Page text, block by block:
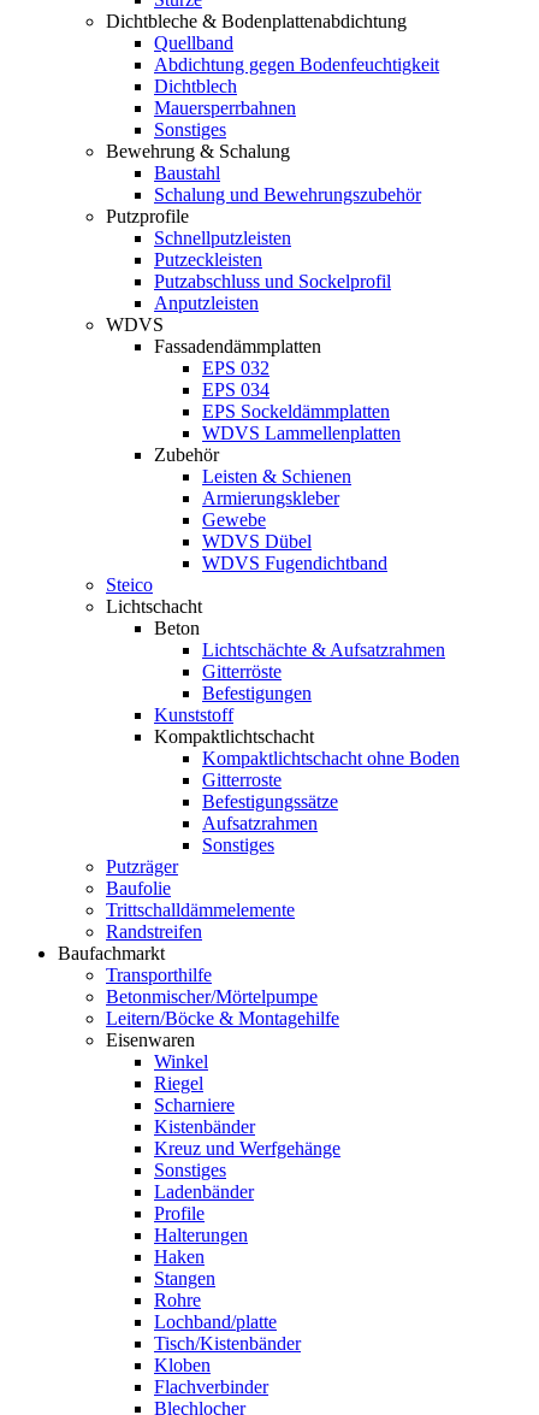
Dichtbleche & Bodenplattenabdichtung
Quellband
Abdichtung gegen Bodenfeuchtigkeit
Dichtblech
Mauersperrbahnen
Sonstiges
Bewehrung & Schalung
Baustahl
Schalung und Bewehrungszubehör
Putzprofile
Schnellputzleisten
Putzeckleisten
Putzabschluss und Sockelprofil
Anputzleisten
WDVS
Fassadendämmplatten
EPS 032
EPS 034
EPS Sockeldämmplatten
WDVS Lammellenplatten
Zubehör
Leisten & Schienen
Armierungskleber
Gewebe
WDVS Dübel
WDVS Fugendichtband
Steico
Lichtschacht
Beton
Lichtschächte & Aufsatzrahmen
Gitterröste
Befestigungen
Kunststoff
Kompaktlichtschacht
Kompaktlichtschacht ohne Boden
Gitterroste
Befestigungssätze
Aufsatzrahmen
Sonstiges
Putzräger
Baufolie
Trittschalldämmelemente
Randstreifen
Baufachmarkt
Transporthilfe
Betonmischer/Mörtelpumpe
Leitern/Böcke & Montagehilfe
Eisenwaren
Winkel
Riegel
Scharniere
Kistenbänder
Kreuz und Werfgehänge
Sonstiges
Ladenbänder
Profile
Halterungen
Haken
Stangen
Rohre
Lochband/platte
Tisch/Kistenbänder
Kloben
Flachverbinder
Blechlocher